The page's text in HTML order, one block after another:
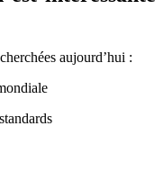
aujourd’hui :